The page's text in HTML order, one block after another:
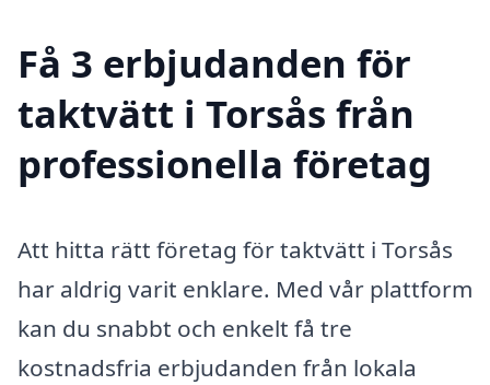
Få 3 erbjudanden för
taktvätt i Torsås från
professionella företag
Att hitta rätt företag för taktvätt i Torsås
har aldrig varit enklare. Med vår plattform
kan du snabbt och enkelt få tre
kostnadsfria erbjudanden från lokala